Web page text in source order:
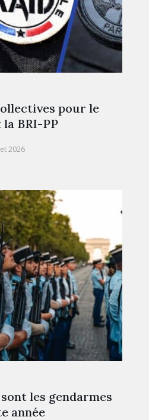
pour le
la BRI-PP
2026
les gendarmes
année